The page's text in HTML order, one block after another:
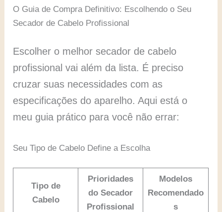
O Guia de Compra Definitivo: Escolhendo o Seu
Secador de Cabelo Profissional
Escolher o melhor secador de cabelo
profissional vai além da lista. É preciso
cruzar suas necessidades com as
especificações do aparelho. Aqui está o
meu guia prático para você não errar:
Seu Tipo de Cabelo Define a Escolha
Tipo de
Cabelo
Prioridades
do Secador
Profissional
Modelos
Recomendado
s